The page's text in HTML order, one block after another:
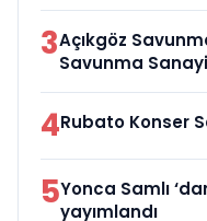
3Açıkgöz
Savunma
4Rubato Konser
5Yonca Samlı
yayımlandı